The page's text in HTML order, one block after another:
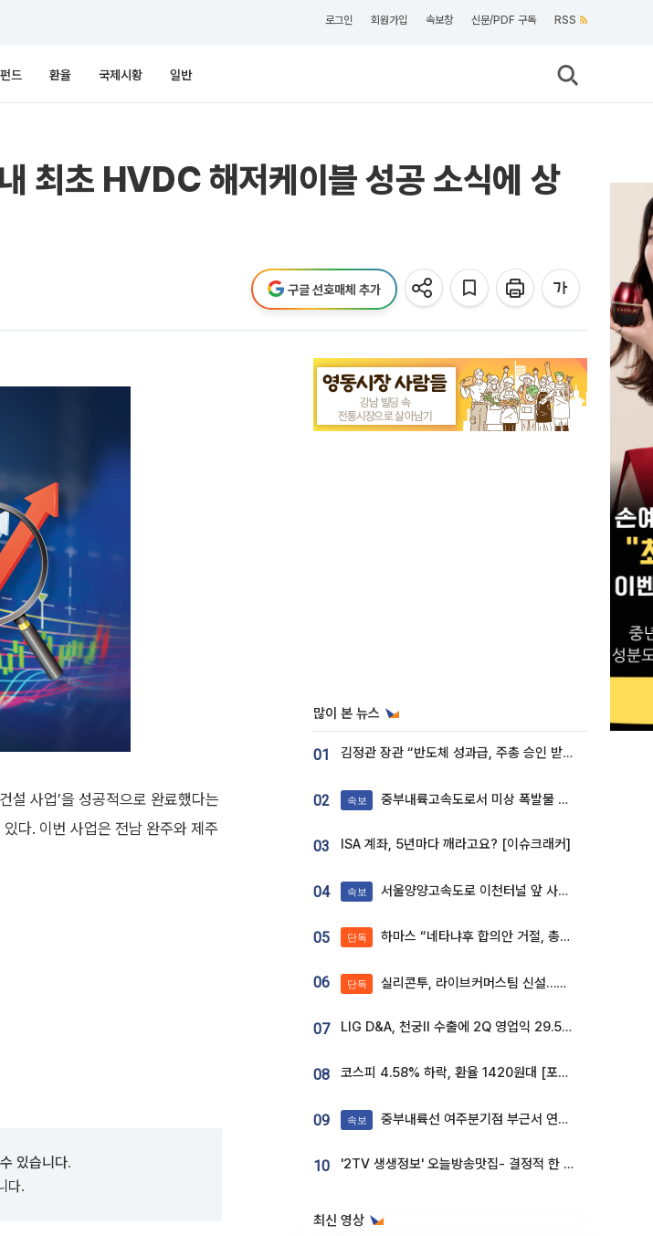
로그인 회원가입 속보창 신문/PDF 구독 RSS
드 환율 국제시황 일반
최초 HVDC 해저케이블 성공 소식에 상
구글 선호매체 추가
사업’을 성공적으로 완료했다는
다. 이번 사업은 전남 완주와 제주
있습니다.
다.
많이 본 뉴스
01 김정관 장관 “반도체 성과급, 주총 승인 받도록”…상법·자본시장법 개정 시사
02 속보 중부내륙고속도로서 미상 폭발물 발견
03 ISA 계좌, 5년마다 깨라고요? [이슈크래커]
04 속보 서울양양고속도로 이천터널 앞 사고 발생
05 단독 하마스 “네타냐후 합의안 거절, 총선 앞두고 시간 끌기”
06 단독 실리콘투, 라이브커머스팀 신설…K뷰티 ‘글로벌 판매망’ 확대[K뷰티 라방戰]
07 LIG D&A, 천궁Ⅱ 수출에 2Q 영업익 29.5%↑…수주잔고 24.6조 [종합]
08 코스피 4.58% 하락, 환율 1420원대 [포토]
09 속보 중부내륙선 여주분기점 부근서 연이은 추돌사고 발생
10 '2TV 생생정보' 오늘방송맛집- 결정적 한 수, 3종 메밀면! 메밀 소바 맛집 '의○○○○'
최신 영상